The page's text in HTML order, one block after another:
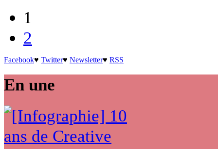
1
2
Facebook♥ Twitter♥ Newsletter♥ RSS
En une